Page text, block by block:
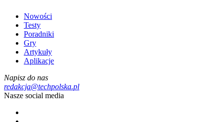
Nowości
Testy
Poradniki
Gry
Artykuły
Aplikacje
Napisz do nas
redakcja@techpolska.pl
Nasze social media